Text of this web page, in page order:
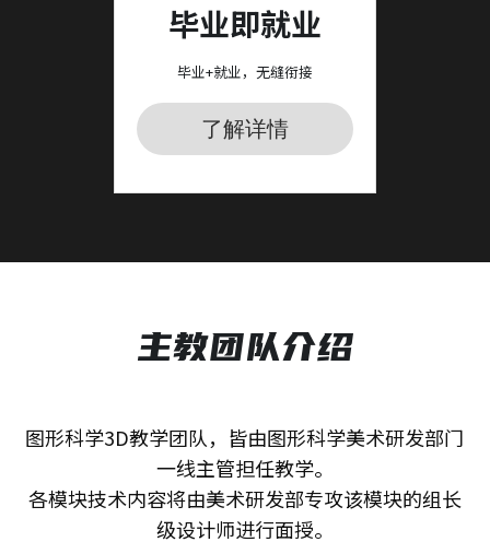
毕业即就业
毕业+就业，无缝衔接
了解详情
主教团队介绍
图形科学3D教学团队，皆由图形科学美术研发部门
一线主管担任教学。
各模块技术内容将由美术研发部专攻该模块的组长
级设计师进行面授。